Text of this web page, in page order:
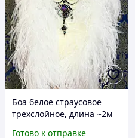
Боа белое страусовое
трехслойное, длина ~2м
Готово к отправке